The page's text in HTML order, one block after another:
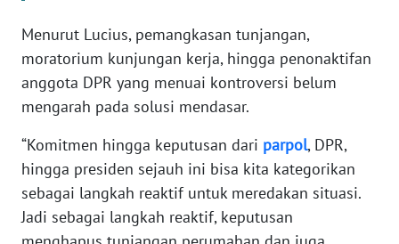
Menurut Lucius, pemangkasan tunjangan,
moratorium kunjungan kerja, hingga penonaktifan
anggota DPR yang menuai kontroversi belum
mengarah pada solusi mendasar.
“Komitmen hingga keputusan dari parpol, DPR,
hingga presiden sejauh ini bisa kita kategorikan
sebagai langkah reaktif untuk meredakan situasi.
Jadi sebagai langkah reaktif, keputusan
PEDOMAN
SIBER
REDAKSI
KARIR
DISCLAIMER